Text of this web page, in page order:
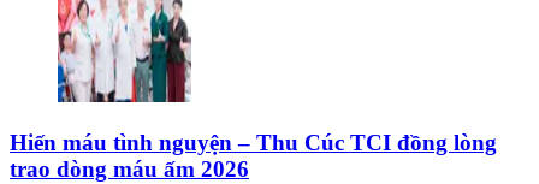
Hiến máu tình nguyện – Thu Cúc TCI đồng lòng
trao dòng máu ấm 2026